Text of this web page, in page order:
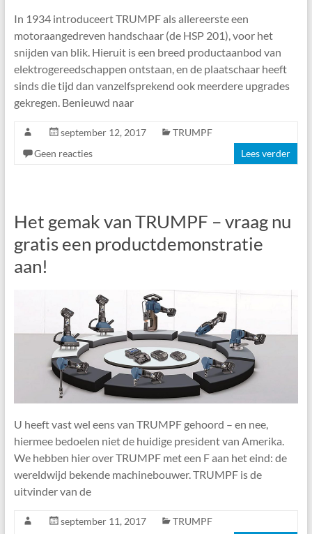
In 1934 introduceert TRUMPF als allereerste een
motoraangedreven handschaar (de HSP 201), voor het
snijden van blik. Hieruit is een breed productaanbod van
elektrogereedschappen ontstaan, en de plaatschaar heeft
sinds die tijd dan vanzelfsprekend ook meerdere upgrades
gekregen. Benieuwd naar
september 12, 2017
TRUMPF
Geen reacties
Lees verder
Het gemak van TRUMPF – vraag nu
gratis een productdemonstratie
aan!
U heeft vast wel eens van TRUMPF gehoord – en nee,
hiermee bedoelen niet de huidige president van Amerika.
We hebben hier over TRUMPF met een F aan het eind: de
wereldwijd bekende machinebouwer. TRUMPF is de
uitvinder van de
september 11, 2017 TRUMPF